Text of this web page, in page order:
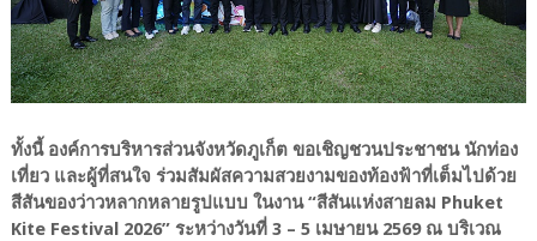
ทั้งนี้ องค์การบริหารส่วนจังหวัดภูเก็ต ขอเชิญชวนประชาชน นักท่อง
เที่ยว และผู้ที่สนใจ ร่วมสัมผัสความสวยงามของท้องฟ้าที่เต็มไปด้วย
สีสันของว่าวหลากหลายรูปแบบ ในงาน “สีสันแห่งสายลม Phuket
Kite Festival 2026” ระหว่างวันที่ 3 – 5 เมษายน 2569 ณ บริเวณ